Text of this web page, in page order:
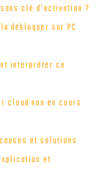
clé d’activation ?
débloquer sur PC
interpréter ce
cloud non en cours
et solutions
et